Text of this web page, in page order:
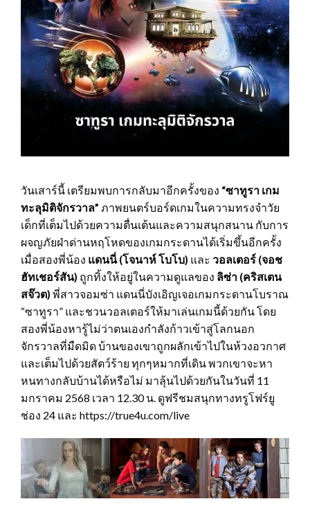
วันเสาร์นี้ เตรียมพบการกลับมาอีกครั้งของ “ซาทูรา เกม
ทะลุมิติจักรวาล” ภาพยนตร์บอร์ดเกมในความทรงจำวัย
เด็กที่เต็มไปด้วยความตื่นเต้นและความสนุกสนาน กับการ
ผจญภัยฝ่าด่านหฤโหดของเกมกระดานได้เริ่มขึ้นอีกครั้ง
เมื่อสองพี่น้อง แดนนี่ (โจนาห์ โบโบ) และ วอลเตอร์ (จอช
ฮัทเชอร์สัน) ถูกทิ้งให้อยู่ในความดูแลของ ลิซ่า (คริสเตน
สจ๊วต) พี่สาวจอมซ่า แดนนี่บังเอิญเจอเกมกระดานโบราณ
“ซาทูรา” และชวนวอลเตอร์ให้มาเล่นเกมนี้ด้วยกัน โดย
สองพี่น้องหารู้ไม่ว่าตนเองกำลังก้าวเข้าสู่โลกนอก
จักรวาลที่มืดมิด บ้านของเขาถูกผลักเข้าไปในห้วงอวกาศ
และเต็มไปด้วยสัตว์ร้าย ทุกๆหมากที่เดิน พวกเขาจะหา
หนทางกลับบ้านได้หรือไม่ มาลุ้นไปด้วยกันในวันที่ 11
มกราคม 2568 เวลา 12.30 น. ดูฟรีชมสนุกทางทรูโฟร์ยู
ช่อง 24 และ https://true4u.com/live